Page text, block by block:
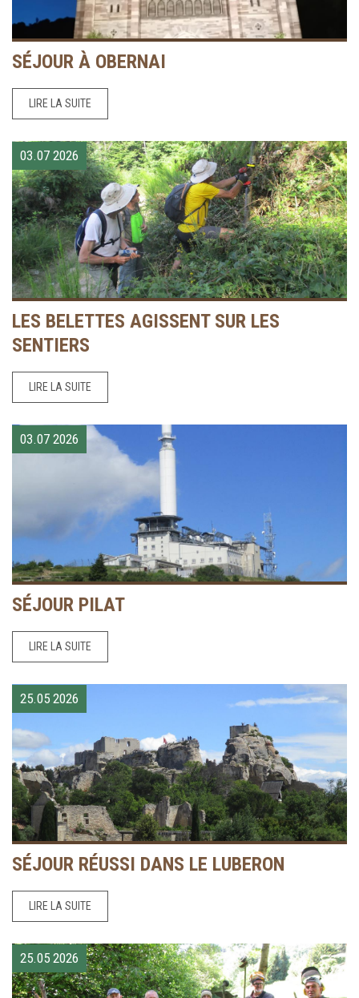
SÉJOUR À OBERNAI
LIRE LA SUITE
03.07 2026
LES BELETTES AGISSENT SUR LES
SENTIERS
LIRE LA SUITE
03.07 2026
SÉJOUR PILAT
LIRE LA SUITE
25.05 2026
SÉJOUR RÉUSSI DANS LE LUBERON
LIRE LA SUITE
25.05 2026